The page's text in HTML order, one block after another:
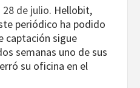
de julio. Hellobit,
periódico ha podido
captación sigue
semanas uno de sus
su oficina en el